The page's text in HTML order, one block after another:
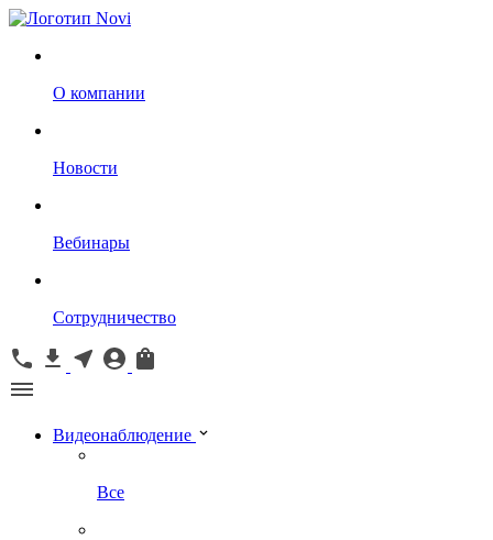
О компании
Новости
Вебинары
Сотрудничество
Видеонаблюдение
Все